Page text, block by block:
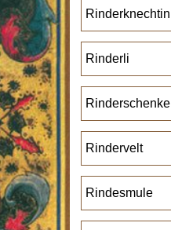
Rinderknechtin
Rinderli
Rinderschenkel
Rindervelt
Rindesmule